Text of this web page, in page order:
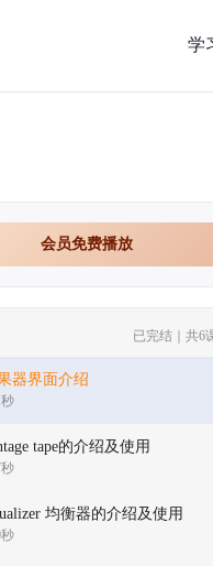
学
会员免费播放
已完结｜共6
器界面介绍
tape的介绍及使用
均衡器的介绍及使用